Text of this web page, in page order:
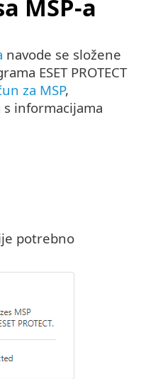
MSP-a
navode se složene
ESET PROTECT
za MSP,
s informacijama
potrebno